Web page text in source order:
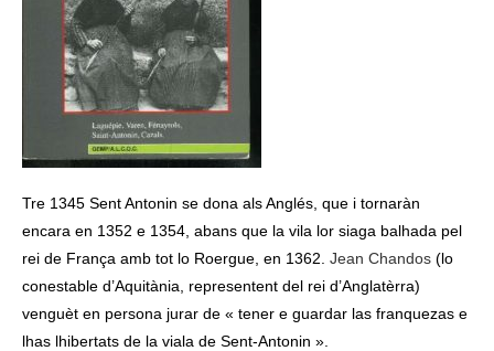
Tre 1345 Sent Antonin se dona als Anglés, que i tornaràn
encara en 1352 e 1354, abans que la vila lor siaga balhada pel
rei de França amb tot lo Roergue, en 1362. Jean Chandos (lo
conestable d’Aquitània, representent del rei d’Anglatèrra)
venguèt en persona jurar de « tener e guardar las franquezas e
lhas lhibertats de la viala de Sent-Antonin ».